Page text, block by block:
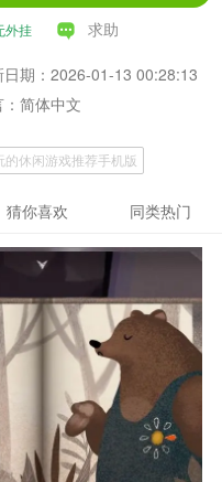
外挂 求助
日期：2026-01-13 00:28:13
：简体中文
的休闲游戏推荐手机版
猜你喜欢 同类热门